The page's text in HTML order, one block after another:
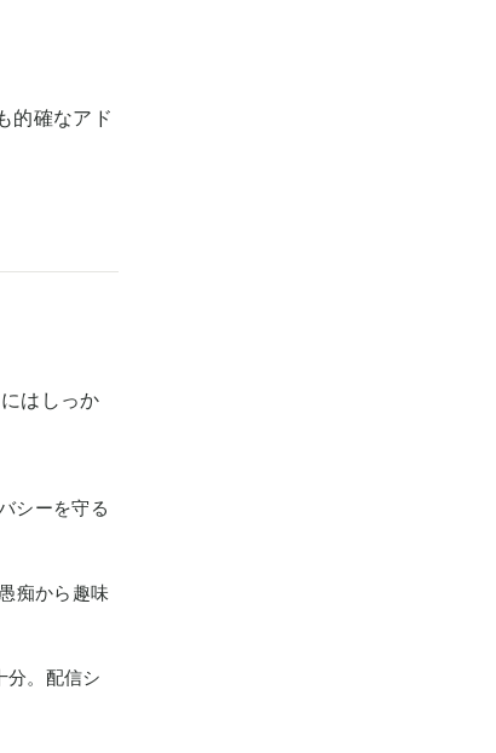
的確なアド
はしっか
シーを守る
痴から趣味
分。配信シ